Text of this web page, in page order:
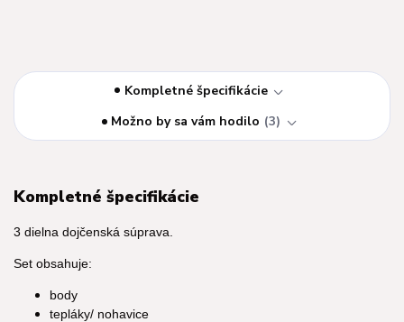
Kompletné špecifikácie
Možno by sa vám hodilo 3
Kompletné špecifikácie
3 dielna dojčenská súprava.
Set obsahuje:
body
tepláky/ nohavice